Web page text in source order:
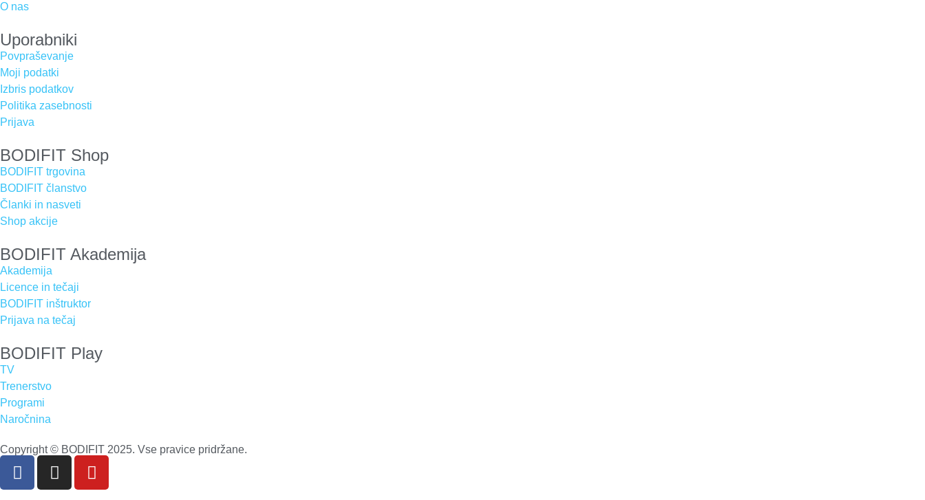
O nas
Uporabniki
Povpraševanje
Moji podatki
Izbris podatkov
Politika zasebnosti
Prijava
BODIFIT Shop
BODIFIT trgovina
BODIFIT članstvo
Članki in nasveti
Shop akcije
BODIFIT Akademija
Akademija
Licence in tečaji
BODIFIT inštruktor
Prijava na tečaj
BODIFIT Play
TV
Trenerstvo
Programi
Naročnina
Copyright © BODIFIT 2025. Vse pravice pridržane.